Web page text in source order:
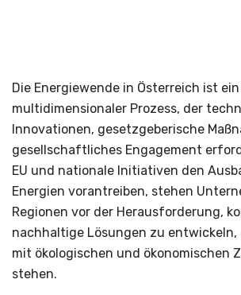
Die Energiewende in Österreich ist ein
multidimensionaler Prozess, der
Innovationen, gesetzgeberische
gesellschaftliches Engagement
EU und nationale Initiativen den
Energien vorantreiben, stehen
Regionen vor der Herausforderung,
nachhaltige Lösungen zu entwickeln,
mit ökologischen und ökonomischen
stehen.